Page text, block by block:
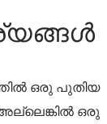
ഒരു പുതിയ
ഒരു